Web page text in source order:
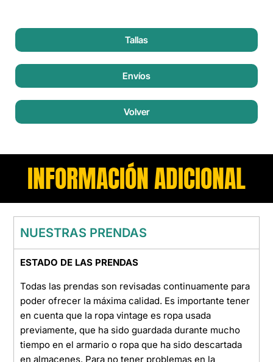
Tallas
Envíos
Volver
INFORMACIÓN ADICIONAL
NUESTRAS PRENDAS
ESTADO DE LAS PRENDAS
Todas las prendas son revisadas continuamente para
poder ofrecer la máxima calidad. Es importante tener
en cuenta que la ropa vintage es ropa usada
previamente, que ha sido guardada durante mucho
tiempo en el armario o ropa que ha sido descartada
en almacenes. Para no tener problemas en la